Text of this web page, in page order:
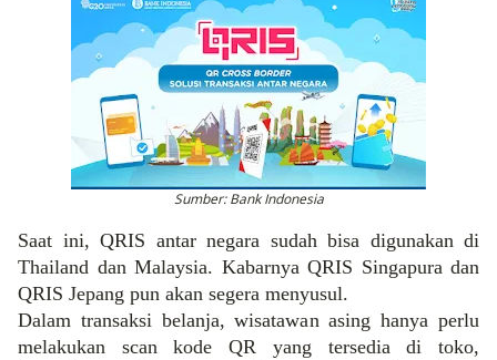
Sumber: Bank Indonesia
Saat ini, QRIS antar negara sudah bisa digunakan di
Thailand dan Malaysia. Kabarnya QRIS Singapura dan
QRIS Jepang pun akan segera menyusul.
Dalam transaksi belanja, wisatawan asing hanya perlu
melakukan scan kode QR yang tersedia di toko,